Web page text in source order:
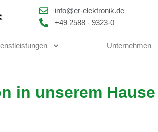
info@er-elektronik.de
+49 2588 - 9323-0
Unternehmen
in unserem Hause